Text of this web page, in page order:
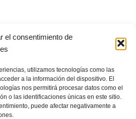
el consentimiento de
utilizamos tecnologías como las
a la información del dispositivo. El
nos permitirá procesar datos como el
o las identificaciones únicas en este sitio.
puede afectar negativamente a
de la Plana